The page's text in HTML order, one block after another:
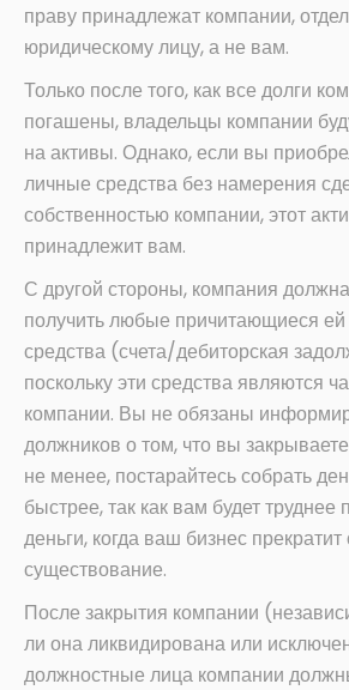
праву принадлежат компании,
юридическому лицу, а не вам.
Только после того, как все долги
погашены, владельцы компании
на активы. Однако, если вы
личные средства без намерения
собственностью компании, этот
принадлежит вам.
С другой стороны, компания
получить любые причитающиеся
средства (счета/дебиторская
поскольку эти средства являются
компании. Вы не обязаны
должников о том, что вы
не менее, постарайтесь собрать
быстрее, так как вам будет труднее
деньги, когда ваш бизнес прекратит
существование.
После закрытия компании
ли она ликвидирована или
должностные лица компании